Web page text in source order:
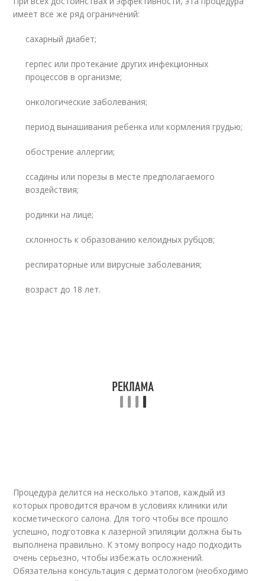
имеет все же ряд ограничений:
сахарный диабет;
герпес или протекание других инфекционных
процессов в организме;
онкологические заболевания;
период вынашивания ребенка или кормления грудью;
обострение аллергии;
ссадины или порезы в месте предполагаемого
воздействия;
родинки на лице;
склонность к образованию келоидных рубцов;
респираторные или вирусные заболевания;
возраст до 18 лет.
Процедура делится на несколько этапов, каждый из
которых проводится врачом в условиях клиники или
косметического салона. Для того чтобы все прошло
успешно, подготовка к лазерной эпиляции должна быть
выполнена правильно. К этому вопросу надо подходить
очень серьезно, чтобы избежать осложнений.
Обязательна консультация с дерматологом (необходимо